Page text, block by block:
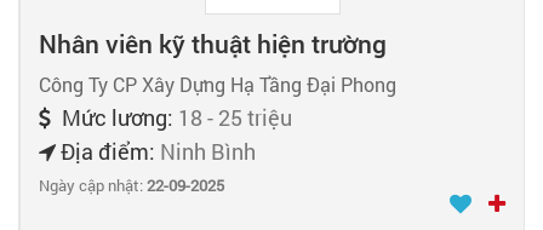
Nhân viên kỹ thuật hiện trường
Công Ty CP Xây Dựng Hạ Tầng Đại Phong
Mức lương: 18 - 25 triệu
Địa điểm: Ninh Bình
Ngày cập nhật:22-09-2025